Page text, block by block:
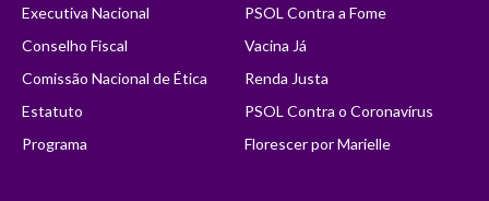
Executiva Nacional
Conselho Fiscal
Comissão Nacional de Ética
Estatuto
Programa
PSOL Contra a Fome
Vacina Já
Renda Justa
PSOL Contra o Coronavírus
Florescer por Marielle